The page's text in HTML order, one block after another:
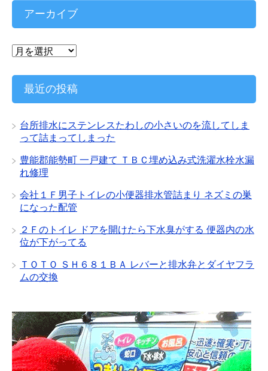
ー
アーカイブ
ア
カ
ブ
最近の投稿
台所排水にステンレスたわしの小さいのを流してしま
って詰まってしまった
豊能郡能勢町 一戸建て ＴＢＣ埋め込み式洗濯水栓水漏
れ修理
会社１Ｆ男子トイレの小便器排水管詰まり ネズミの巣
になった配管
２Ｆのトイレ ドアを開けたら下水臭がする 便器内の水
位が下がってる
ＴＯＴＯ ＳＨ６８１ＢＡ レバーと排水弁とダイヤフラ
ムの交換